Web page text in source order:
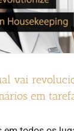
vai
em